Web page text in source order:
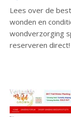
Lees over de
wonden en
wondverzorging
reserveren direct!